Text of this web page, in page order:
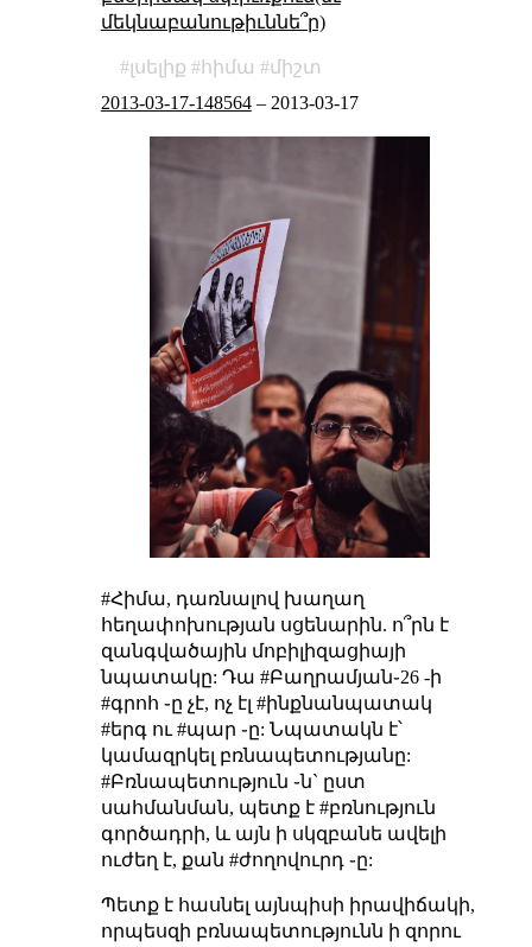
մեկնաբանութիւննե՞ր)
լսելիք հիմա
միշտ
2013-03-17-148564– 2013-03-17
#Հիմա, դառնալով խաղաղ
հեղափոխության սցենարին. ո՞րն է
զանգվածային մոբիլիզացիայի
նպատակը: Դա #Բաղրամյան֊26 -ի
#գրոհ ֊ը չէ, ոչ էլ #ինքնանպատակ
#երգ ու #պար ֊ը: Նպատակն է՝
կամազրկել բռնապետությանը:
#Բռնապետություն ֊ն` ըստ
սահմանման, պետք է #բռնություն
գործադրի, և այն ի սկզբանե ավելի
ուժեղ է, քան #ժողովուրդ ֊ը:
Պետք է հասնել այնպիսի իրավիճակի,
որպեսզի բռնապետությունն ի զորու